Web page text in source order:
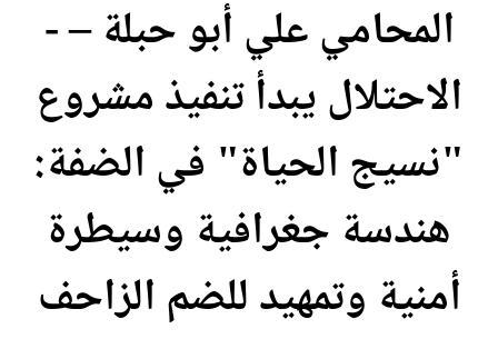
المحامي علي أبو حبلة – -
الاحتلال يبدأ تنفيذ مشروع
"نسيج الحياة" في الضفة:
هندسة جغرافية وسيطرة
أمنية وتمهيد للضم الزاحف